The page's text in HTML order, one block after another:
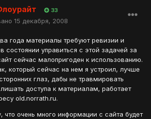
33
15 декабря, 2008
года материалы требуют ревизии и
состоянии управиться с этой задачей за
сейчас малопригоден к использованию.
который сейчас на нем я устроил, лучше
глаз, дабы не травмировать
доступа к материалам, работает
old.norrath.ru.
что очень много информации с сайта будет